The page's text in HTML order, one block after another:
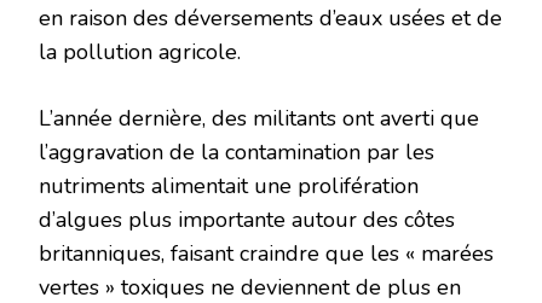
en raison des déversements d’eaux usées et de
la pollution agricole.
L’année dernière, des militants ont averti que
l’aggravation de la contamination par les
nutriments alimentait une prolifération
d’algues plus importante autour des côtes
britanniques, faisant craindre que les « marées
vertes » toxiques ne deviennent de plus en